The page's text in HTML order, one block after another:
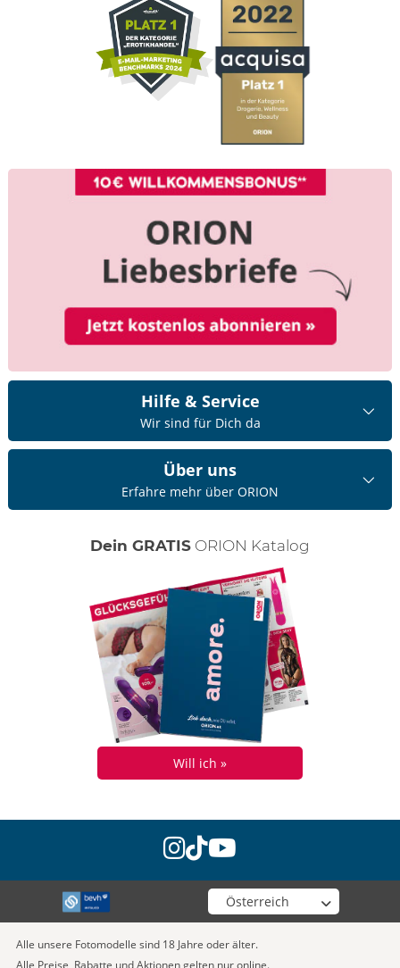
Hilfe & Service
Wir sind für Dich da
Über uns
Erfahre mehr über ORION
Dein GRATIS ORION Katalog
Will ich »
instagram
tiktok
youtube
Wähle deinen Shop
Alle unsere Fotomodelle sind 18 Jahre oder älter.
Alle Preise, Rabatte und Aktionen gelten nur online.